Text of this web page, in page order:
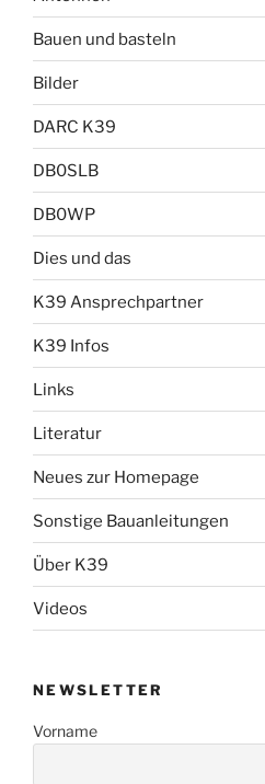
Bauen und basteln
Bilder
DARC K39
DB0SLB
DB0WP
Dies und das
K39 Ansprechpartner
K39 Infos
Links
Literatur
Neues zur Homepage
Sonstige Bauanleitungen
Über K39
Videos
NEWSLETTER
Vorname